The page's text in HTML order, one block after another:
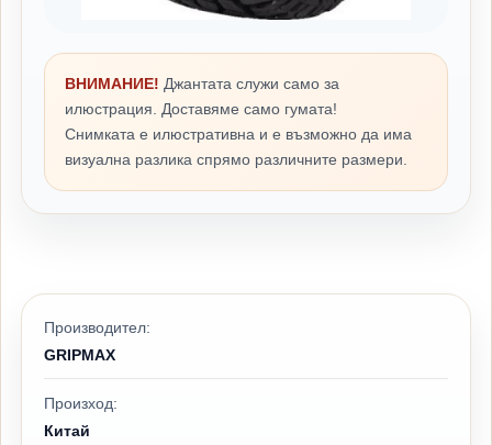
ВНИМАНИЕ! Джантата служи само за
илюстрация. Доставяме само гумата!
Снимката е илюстративна и е възможно да има
визуална разлика спрямо различните размери.
Производител:
GRIPMAX
Произход:
Китай